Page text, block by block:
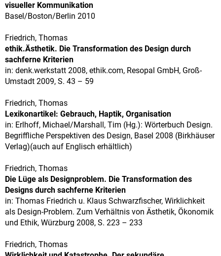
visueller Kommunikation
Basel/Boston/Berlin 2010
Friedrich, Thomas
ethik.Ästhetik. Die Transformation des Design durch
sachferne Kriterien
in: denk.werkstatt 2008, ethik.com, Resopal GmbH, Groß-
Umstadt 2009, S. 43 – 59
Friedrich, Thomas
Lexikonartikel: Gebrauch, Haptik, Organisation
in: Erlhoff, Michael/Marshall, Tim (Hg.): Wörterbuch Design.
Begriffliche Perspektiven des Design, Basel 2008 (Birkhäuser
Verlag)(auch auf Englisch erhältlich)
Friedrich, Thomas
Die Lüge als Designproblem. Die Transformation des
Designs durch sachferne Kriterien
in: Thomas Friedrich u. Klaus Schwarzfischer, Wirklichkeit
als Design-Problem. Zum Verhältnis von Ästhetik, Ökonomik
und Ethik, Würzburg 2008, S. 223 – 233
Friedrich, Thomas